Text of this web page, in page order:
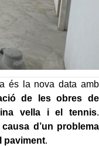
és la nova data amb
de les obres de
vella i el tennis.
d’un problema
paviment.